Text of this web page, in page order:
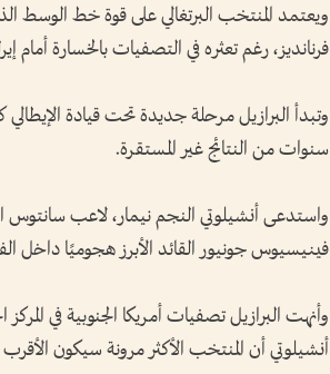
ويعتمد المنتخب البرتغالي على قوة خط الوسط
فرنانديز، رغم تعثره في التصفيات بالخسارة أمام
وتبدأ البرازيل مرحلة جديدة تحت قيادة
سنوات من النتائج غير المستقرة.
فينيسيوس جونيور القائد الأبرز هجوميًا داخل
أنشيلوتي أن المنتخب الأكثر مرونة سيكون